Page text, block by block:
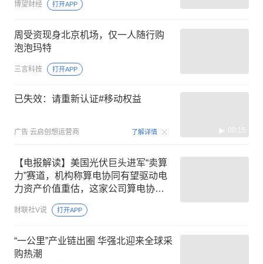
博望财经 打开APP
周受资现身北京机场，仅一人随行购
泡泡玛特
三言科技 打开APP
已失效：请重新认证#移动权益
广告 云启创想运营商 了解详情 00:15
【电报解读】美国光伏巨头进军“卖算
力”赛道，机构称算电协同有望驱动电
力资产价值重估，这家公司算电协同
一期项目已交付
财联社V说 打开APP
“一公里”产业链出圈 华强北迎来全球采
购热潮